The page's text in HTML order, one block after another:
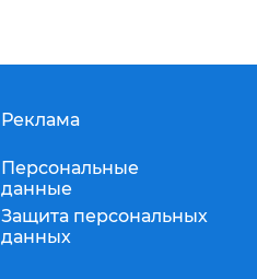
Реклама
Персональные
данные
Защита персональных
данных